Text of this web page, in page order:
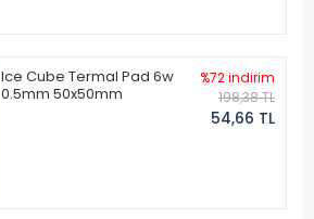
Ice Cube Termal Pad 6w
0.5mm 50x50mm
%72 indirim
198,38 TL
54,66 TL